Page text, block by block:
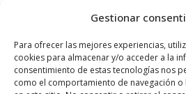
Gestionar
Para ofrecer las mejores experiencias,
cookies para almacenar y/o acceder a la
consentimiento de estas tecnologías nos
como el comportamiento de navegación o
3 COMMENTS
ANÓNIMO
6 JUNIO, 2026 AT 10:17